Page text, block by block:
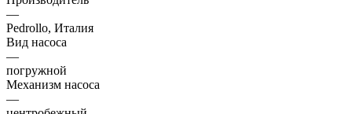
—
Pedrollo, Италия
Вид насоса
—
погружной
Механизм насоса
—